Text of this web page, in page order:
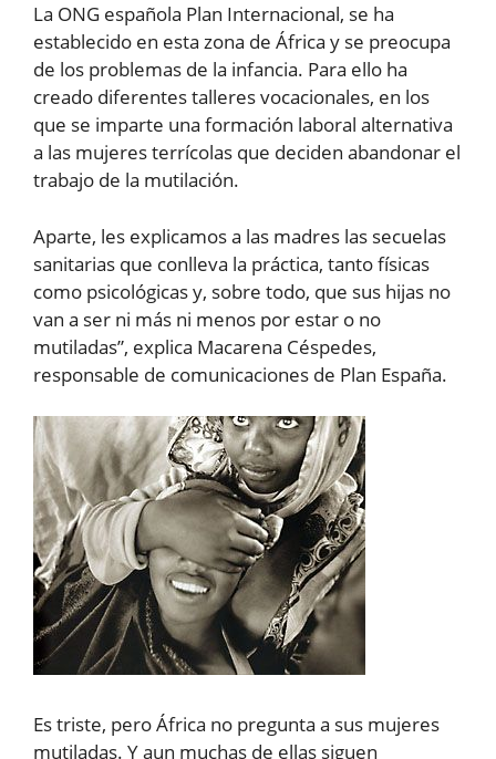
La ONG española Plan Internacional, se ha
establecido en esta zona de África y se preocupa
de los problemas de la infancia. Para ello ha
creado diferentes talleres vocacionales, en los
que se imparte una formación laboral alternativa
a las mujeres terrícolas que deciden abandonar el
trabajo de la mutilación.
Aparte, les explicamos a las madres las secuelas
sanitarias que conlleva la práctica, tanto físicas
como psicológicas y, sobre todo, que sus hijas no
van a ser ni más ni menos por estar o no
mutiladas”, explica Macarena Céspedes,
responsable de comunicaciones de Plan España.
Es triste, pero África no pregunta a sus mujeres
mutiladas. Y aun muchas de ellas siguen